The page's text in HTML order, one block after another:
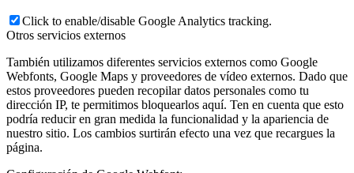
Click to enable/disable Google Analytics tracking.
Otros servicios externos
También utilizamos diferentes servicios externos como Google
Webfonts, Google Maps y proveedores de vídeo externos. Dado que
estos proveedores pueden recopilar datos personales como tu
dirección IP, te permitimos bloquearlos aquí. Ten en cuenta que esto
podría reducir en gran medida la funcionalidad y la apariencia de
nuestro sitio. Los cambios surtirán efecto una vez que recargues la
página.